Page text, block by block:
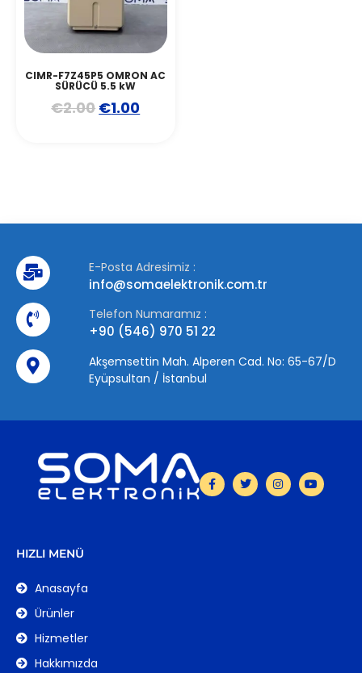
CIMR-F7Z45P5 OMRON AC
SÜRÜCÜ 5.5 kW
€2.00 €1.00
E-Posta Adresimiz :
info@somaelektronik.com.tr
Telefon Numaramız :
+90 (546) 970 51 22
Akşemsettin Mah. Alperen Cad. No: 65-67/D
Eyüpsultan / İstanbul
HIZLI MENÜ
Anasayfa
Ürünler
Hizmetler
Hakkımızda